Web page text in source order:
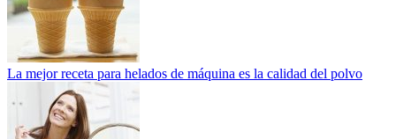
La mejor receta para helados de máquina es la calidad del polvo